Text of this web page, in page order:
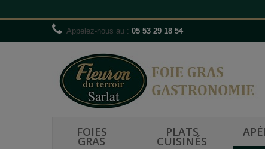
Appelez-nous au : 05 53 29 18 54
FOIES
GRAS
PLATS
CUISINÉS